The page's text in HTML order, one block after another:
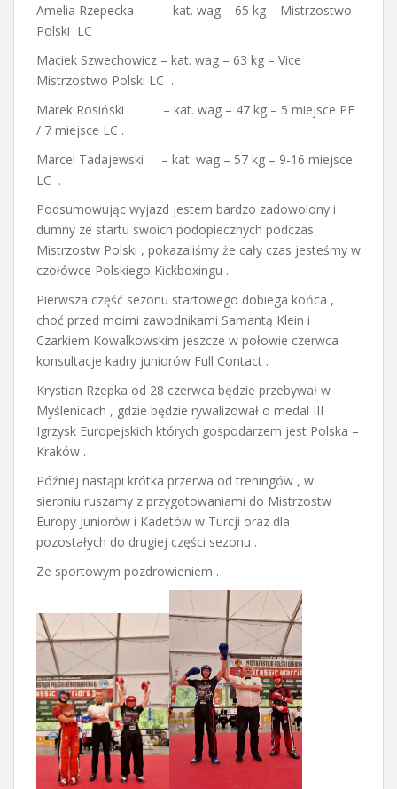
Amelia Rzepecka – kat. wag – 65 kg – Mistrzostwo
Polski LC .
Maciek Szwechowicz – kat. wag – 63 kg – Vice
Mistrzostwo Polski LC .
Marek Rosiński – kat. wag – 47 kg – 5 miejsce PF
/ 7 miejsce LC .
Marcel Tadajewski – kat. wag – 57 kg – 9-16 miejsce
LC .
Podsumowując wyjazd jestem bardzo zadowolony i
dumny ze startu swoich podopiecznych podczas
Mistrzostw Polski , pokazaliśmy że cały czas jesteśmy w
czołówce Polskiego Kickboxingu .
Pierwsza część sezonu startowego dobiega końca ,
choć przed moimi zawodnikami Samantą Klein i
Czarkiem Kowalkowskim jeszcze w połowie czerwca
konsultacje kadry juniorów Full Contact .
Krystian Rzepka od 28 czerwca będzie przebywał w
Myślenicach , gdzie będzie rywalizował o medal III
Igrzysk Europejskich których gospodarzem jest Polska –
Kraków .
Później nastąpi krótka przerwa od treningów , w
sierpniu ruszamy z przygotowaniami do Mistrzostw
Europy Juniorów i Kadetów w Turcji oraz dla
pozostałych do drugiej części sezonu .
Ze sportowym pozdrowieniem .